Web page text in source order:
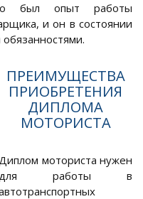
был опыт работы
и он в состоянии
ПРЕИМУЩЕСТВА
ПРИОБРЕТЕНИЯ
ДИПЛОМА
МОТОРИСТА
моториста нужен
работы в